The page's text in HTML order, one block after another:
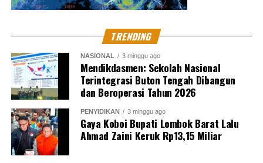
TRENDING
NASIONAL 3 minggu ago
Mendikdasmen: Sekolah Nasional
Terintegrasi Buton Tengah Dibangun
dan Beroperasi Tahun 2026
PENYIDIKAN 3 minggu ago
Gaya Koboi Bupati Lombok Barat Lalu
Ahmad Zaini Keruk Rp13,15 Miliar